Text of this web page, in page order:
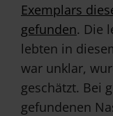
Exemplars
gefunden. Die
lebten in
war unklar,
geschätzt. Bei
gefundenen